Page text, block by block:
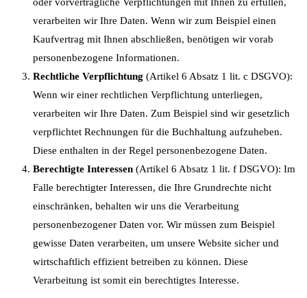
oder vorvertragliche Verpflichtungen mit Ihnen zu erfüllen,
verarbeiten wir Ihre Daten. Wenn wir zum Beispiel einen
Kaufvertrag mit Ihnen abschließen, benötigen wir vorab
personenbezogene Informationen.
Rechtliche Verpflichtung (Artikel 6 Absatz 1 lit. c DSGVO):
Wenn wir einer rechtlichen Verpflichtung unterliegen,
verarbeiten wir Ihre Daten. Zum Beispiel sind wir gesetzlich
verpflichtet Rechnungen für die Buchhaltung aufzuheben.
Diese enthalten in der Regel personenbezogene Daten.
Berechtigte Interessen (Artikel 6 Absatz 1 lit. f DSGVO): Im
Falle berechtigter Interessen, die Ihre Grundrechte nicht
einschränken, behalten wir uns die Verarbeitung
personenbezogener Daten vor. Wir müssen zum Beispiel
gewisse Daten verarbeiten, um unsere Website sicher und
wirtschaftlich effizient betreiben zu können. Diese
Verarbeitung ist somit ein berechtigtes Interesse.